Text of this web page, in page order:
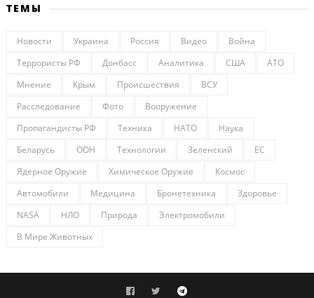
ТЕМЫ
Новости Украина Россия Видео
Война
Террористы РФ
Донбасс Аналитика США
АТО
Мнение
Крым Происшествия
ВСУ
Расследование
Фото
Вооружение
Пропагандисты РФ
Техника НАТО
Наука
Беларусь
ООН Технологии Зеленский
ЕС
Ядерное Оружие
Химическое Оружие
Космос
Автомобили
Медицина Бронетехника
Здоровье
NASA
НЛО Природа
Электромобили
В Мире Животных